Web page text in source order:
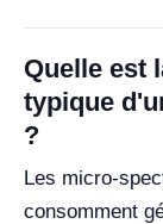
Quelle est
typique
?
Les micro-
consomment